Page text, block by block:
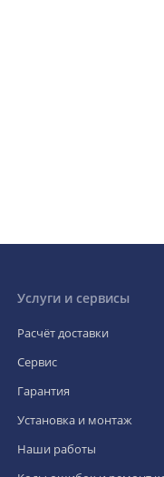
Услуги и сервисы
Расчёт доставки
Сервис
Гарантия
Установка и монтаж
Наши работы